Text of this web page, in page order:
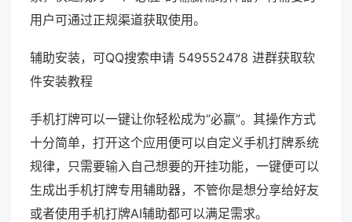
用户可通过正规渠道获取使用。
辅助安装，可QQ搜索申请 549552478 进群获取软
件安装教程
手机打牌可以一键让你轻松成为“必赢”。其操作方式
十分简单，打开这个应用便可以自定义手机打牌系统
规律，只需要输入自己想要的开挂功能，一键便可以
生成出手机打牌专用辅助器，不管你是想分享给好友
或者使用手机打牌AI辅助都可以满足需求。